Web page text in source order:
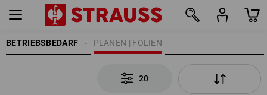
BETRIEBSBEDARF PLANEN | FOLIEN
20